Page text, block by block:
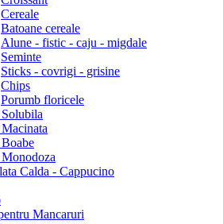
Cereale
Batoane cereale
Alune - fistic - caju - migdale
Seminte
Sticks - covrigi - grisine
Chips
Porumb floricele
Calda - Cappucino
Mancaruri